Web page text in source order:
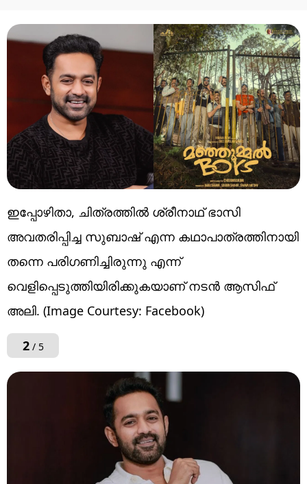
ഇപ്പോഴിതാ, ചിത്രത്തിൽ ശ്രീനാഥ് ഭാസി
അവതരിപ്പിച്ച സുബാഷ് എന്ന കഥാപാത്രത്തിനായി
തന്നെ പരിഗണിച്ചിരുന്നു എന്ന്
വെളിപ്പെടുത്തിയിരിക്കുകയാണ് നടൻ ആസിഫ്
അലി. (Image Courtesy: Facebook)
2/ 5